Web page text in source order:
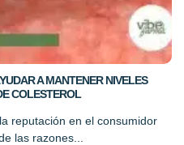
A MANTENER NIVELES
COLESTEROL
reputación en el consumidor
las razones...